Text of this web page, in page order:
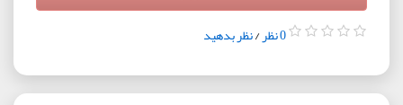
0 نظر /نظر بدهید